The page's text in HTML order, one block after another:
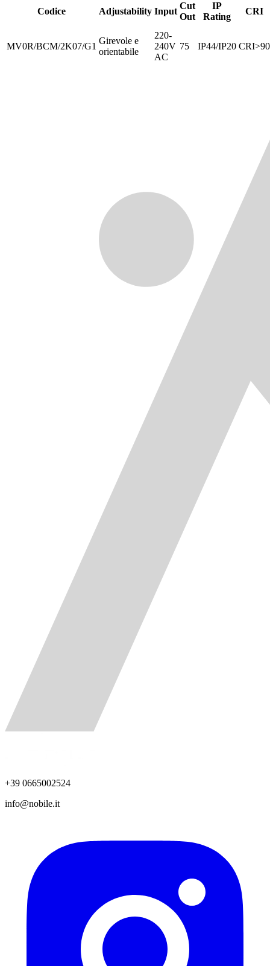
Codice Adjustability Input
Cut
Out
IP
Rating
CRI
MV0R/BCM/2K07/G1
Girevole e
orientabile
220-
240V
AC
75 IP44/IP20 CRI>90
+39 0665002524
info@nobile.it